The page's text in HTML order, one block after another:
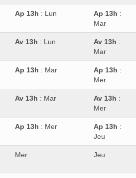
Ap 13h : Lun Ap 13h :
Mar
Av 13h : Lun Av 13h :
Mar
Ap 13h : Mar Ap 13h :
Mer
Av 13h : Mar Av 13h :
Mer
Ap 13h : Mer Ap 13h :
Jeu
Mer Jeu